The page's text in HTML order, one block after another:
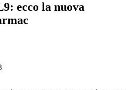
ecco la nuova